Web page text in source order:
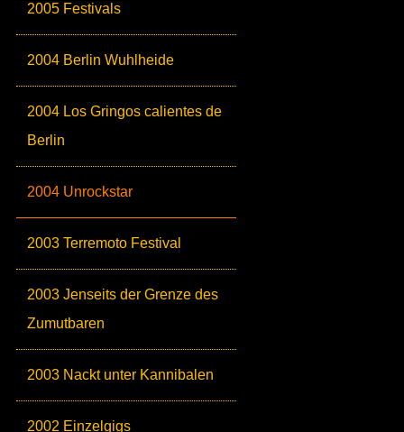
2005 Festivals
2004 Berlin Wuhlheide
2004 Los Gringos calientes de
Berlin
2004 Unrockstar
2003 Terremoto Festival
2003 Jenseits der Grenze des
Zumutbaren
2003 Nackt unter Kannibalen
2002 Einzelgigs